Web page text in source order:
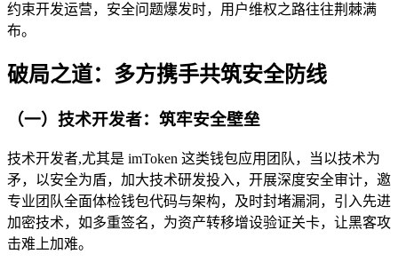
约束开发运营，安全问题爆发时，用户维权之路往往荆棘满
布。
破局之道：多方携手共筑安全防线
（一）技术开发者：筑牢安全壁垒
技术开发者,尤其是 imToken 这类钱包应用团队，当以技术为
矛，以安全为盾，加大技术研发投入，开展深度安全审计，邀
专业团队全面体检钱包代码与架构，及时封堵漏洞，引入先进
加密技术，如多重签名，为资产转移增设验证关卡，让黑客攻
击难上加难。